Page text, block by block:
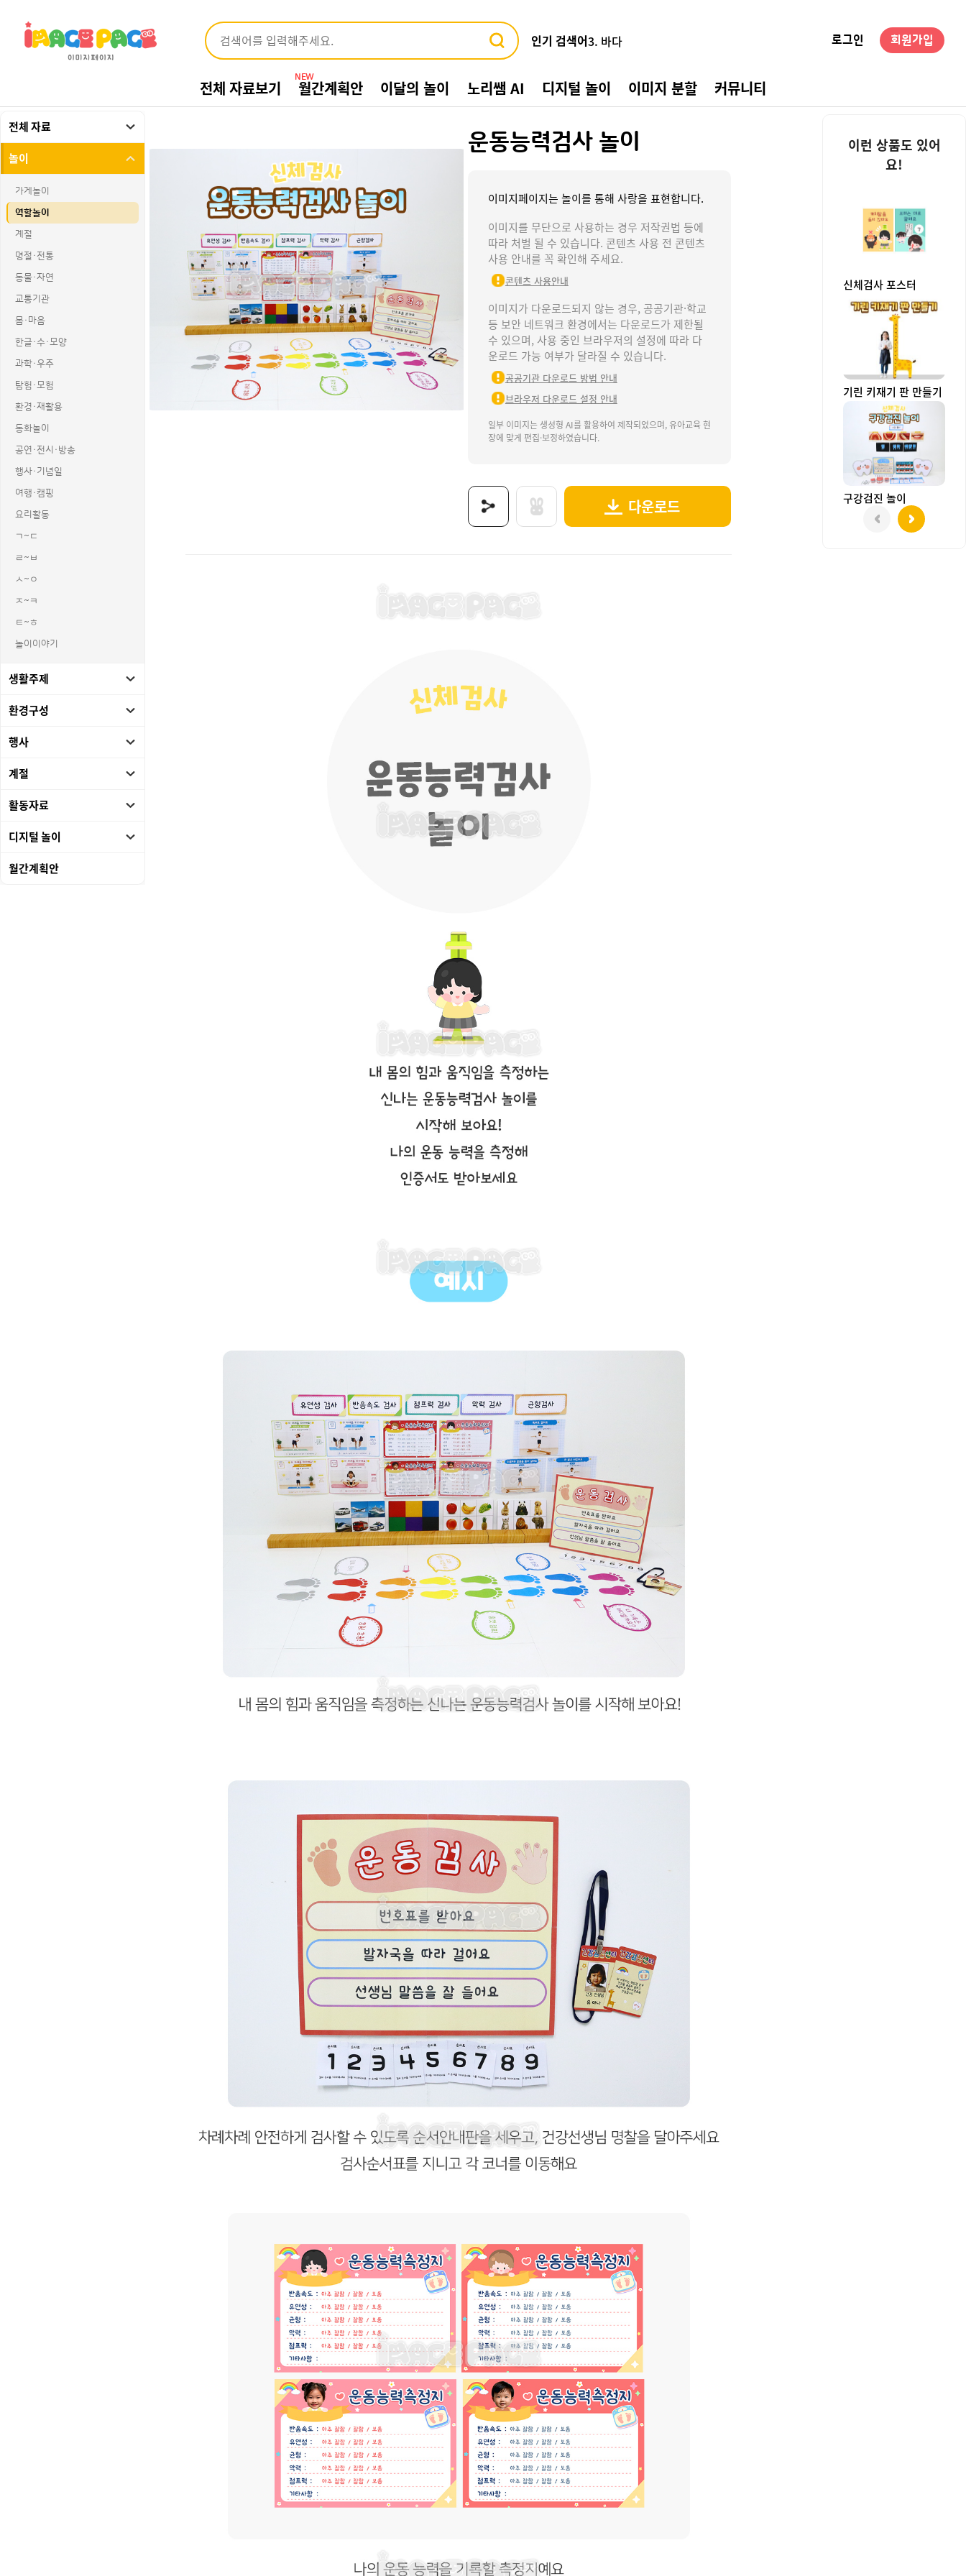
인기 검색어3. 바다
6. 수박
7. 여름환경구성
9. 물놀이
10. 수영장
2. 놀이
로그인 회원가입
전체 자료보기 NEW
월간계획안 이달의 놀이 노리쌤 AI 디지털 놀이 이미지 분할 커뮤니티
전체 자료
놀이
가게놀이
역할놀이
계절
명절·전통
동물·자연
교통기관
몸·마음
한글·수·모양
과학·우주
탐험·모험
환경·재활용
동화놀이
공연·전시·방송
행사·기념일
여행·캠핑
요리활동
ㄱ~ㄷ
ㄹ~ㅂ
ㅅ~ㅇ
ㅈ~ㅋ
ㅌ~ㅎ
놀이이야기
생활주제
환경구성
행사
계절
활동자료
디지털 놀이
월간계획안
운동능력검사 놀이
이미지페이지는 놀이를 통해 사랑을 표현합니다.
이미지를 무단으로 사용하는 경우 저작권법 등에
따라 처벌 될 수 있습니다. 콘텐츠 사용 전 콘텐츠
사용 안내를 꼭 확인해 주세요.
콘텐츠 사용안내
이미지가 다운로드되지 않는 경우, 공공기관·학교
등 보안 네트워크 환경에서는 다운로드가 제한될
수 있으며, 사용 중인 브라우저의 설정에 따라 다
운로드 가능 여부가 달라질 수 있습니다.
공공기관 다운로드 방법 안내
브라우저 다운로드 설정 안내
일부 이미지는 생성형 AI를 활용하여 제작되었으며, 유아교육 현
장에 맞게 편집·보정하였습니다.
다운로드
태그 : 운동능력검사놀이, 신체검사, 신체측정, 신체, 건강검진, 성장, 발달, 성장발육, 신체발달, 유아발달, 병원놀이, 키, 몸무게, 신체검사도안, 신체검사활동, 신체검사놀이, 운동능력, 반응속도검사, 악력검사, 점프력검사, 유
이런 상품도 있어
요!
신체검사 포스터
기린 키재기 판 만들기
구강검진 놀이